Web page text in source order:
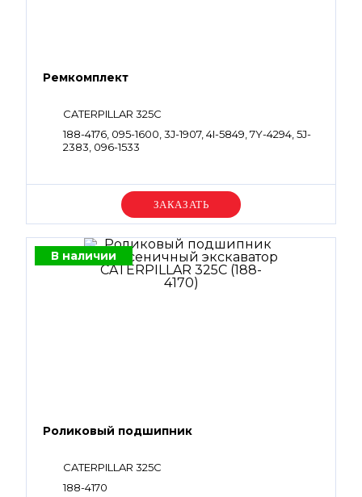
Ремкомплект
CATERPILLAR 325C
188-4176, 095-1600, 3J-1907, 4I-5849, 7Y-4294, 5J-
2383, 096-1533
Уточняйте цену
В наличии
Роликовый подшипник
CATERPILLAR 325C
188-4170